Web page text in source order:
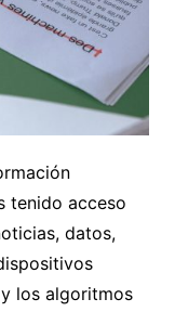
tenido acceso
datos,
los algoritmos